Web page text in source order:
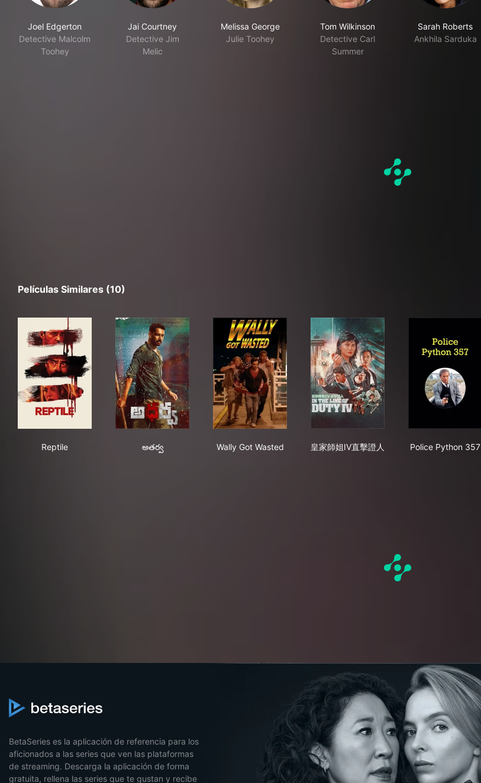
Joel Edgerton
Detective Malcolm
Toohey
Jai Courtney
Detective Jim
Melic
Melissa George
Julie Toohey
Tom Wilkinson
Detective Carl
Summer
Sarah Roberts
Ankhila Sarduka
Películas Similares (10)
Reptile
అతర్వ
Wally Got Wasted
皇家師姐IV直擊證人
Police Python 357
BetaSeries es la aplicación de referencia para los
aficionados a las series que ven las plataformas
de streaming. Descarga la aplicación de forma
gratuita, rellena las series que te gustan y recibe